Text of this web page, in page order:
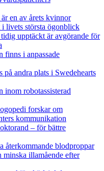
en av årets kvinnor
livets största ögonblick
upptäckt är avgörande för
finns i anpassade
på andra plats i Swedehearts
inom robotassisterad
forskar om
kommunikation
– för bättre
återkommande blodproppar
minska illamående efter